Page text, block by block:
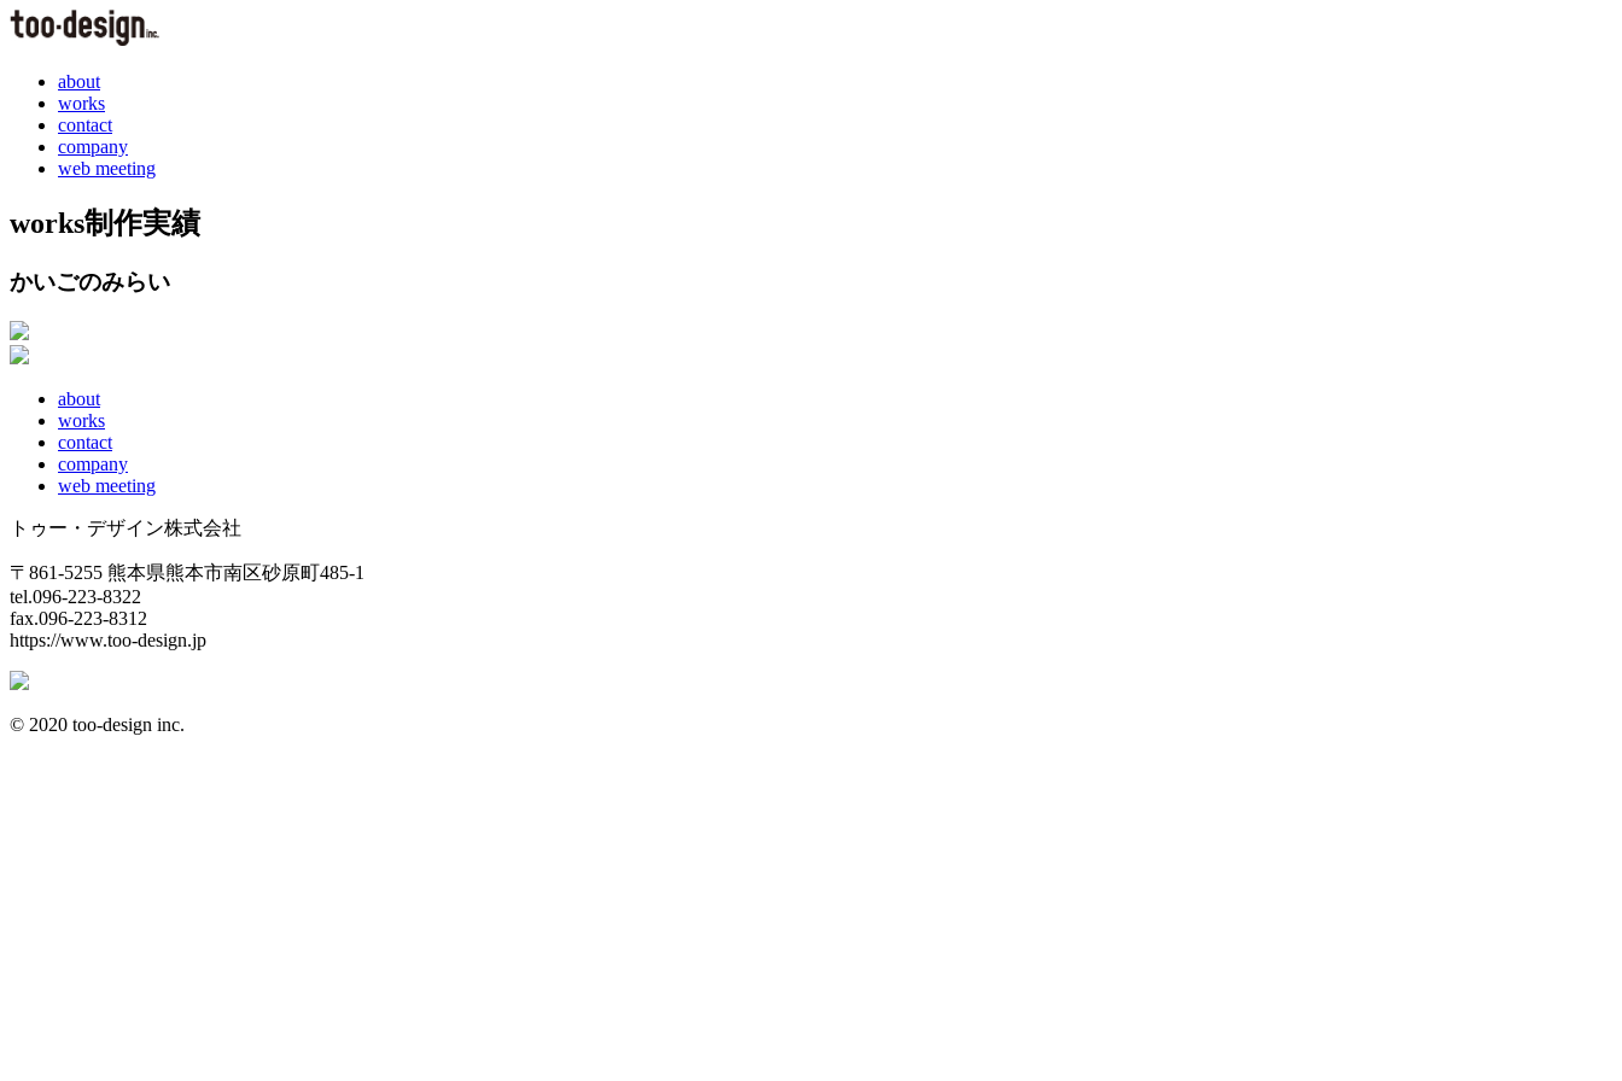
about
works
contact
company
web meeting
works制作実績
かいごのみらい
about
works
contact
company
web meeting
トゥー・デザイン株式会社
〒861-5255 熊本県熊本市南区砂原町485-1
tel.096-223-8322
fax.096-223-8312
https://www.too-design.jp
© 2020 too-design inc.